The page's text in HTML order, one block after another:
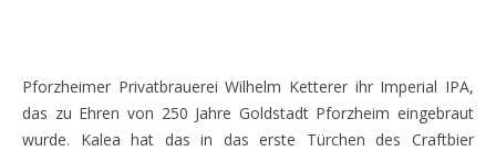
Pforzheimer Privatbrauerei Wilhelm Ketterer ihr Imperial IPA,
das zu Ehren von 250 Jahre Goldstadt Pforzheim eingebraut
wurde. Kalea hat das in das erste Türchen des Craftbier